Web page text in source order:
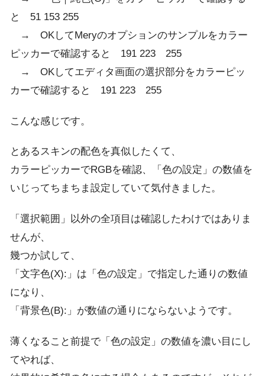
と 51 153 255
→ OKしてMeryのオプションのサンプルをカラー
ピッカーで確認すると 191 223 255
→ OKしてエディタ画面の選択部分をカラーピッ
カーで確認すると 191 223 255
こんな感じです。
とあるスキンの配色を真似したくて、
カラーピッカーでRGBを確認、「色の設定」の数値を
いじってちまちま設定していて気付きました。
「選択範囲」以外の全項目は確認したわけではありま
せんが、
幾つか試して、
「文字色(X):」は「色の設定」で指定した通りの数値
になり、
「背景色(B):」が数値の通りにならないようです。
薄くなること前提で「色の設定」の数値を濃い目にし
てやれば、